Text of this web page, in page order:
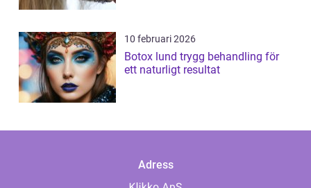
10 februari 2026
Botox lund trygg behandling för
ett naturligt resultat
Adress